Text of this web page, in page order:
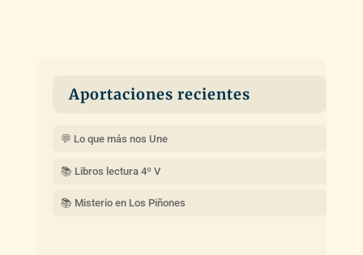
Aportaciones recientes
💬 Lo que más nos Une
📚 Libros lectura 4º V
📚 Misterio en Los Piñones